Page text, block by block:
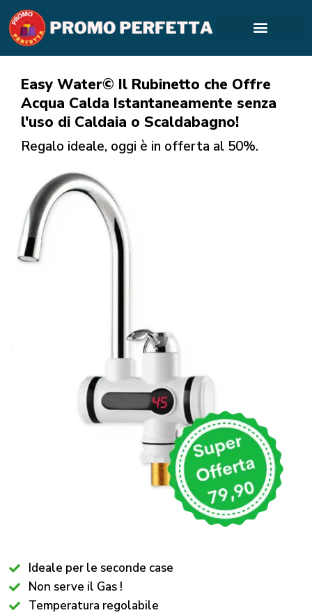
Easy Water© Il Rubinetto che Offre
Acqua Calda Istantaneamente senza
l'uso di Caldaia o Scaldabagno!
Regalo ideale, oggi è in offerta al 50%.
Ideale per le seconde case
Non serve il Gas !
Temperatura regolabile